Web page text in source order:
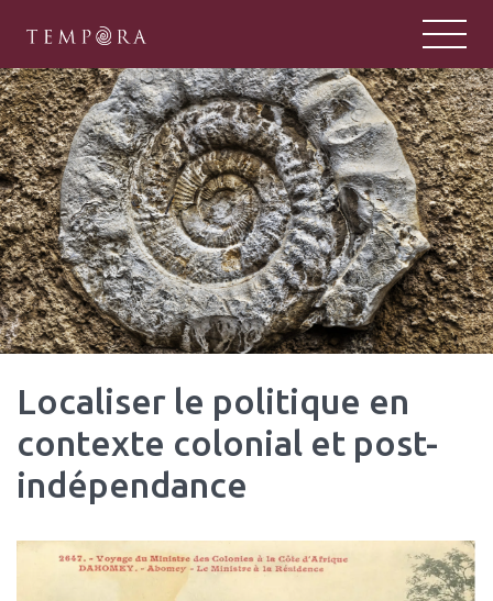
TEMPORA
Tempora : un pôle majeur de la
Localiser le politique en
contexte colonial et post-
indépendance